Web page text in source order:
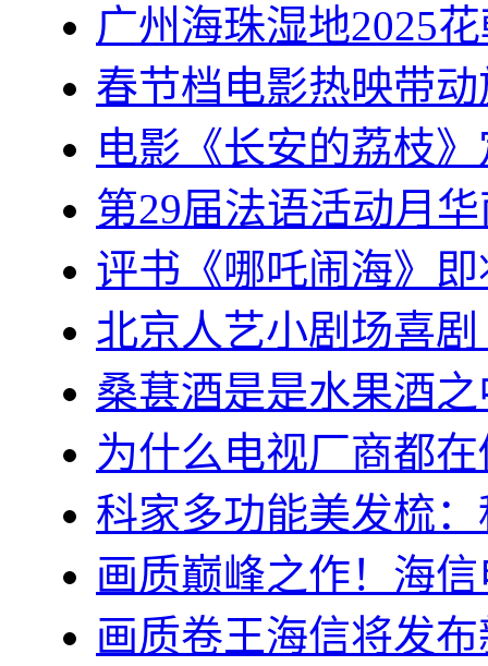
广州海珠湿地2025
春节档电影热映带
电影《长安的荔枝
第29届法语活动月
评书《哪吒闹海》
北京人艺小剧场喜
桑葚酒是是水果酒
为什么电视厂商都
科家多功能美发梳
画质巅峰之作！海
画质卷王海信将发